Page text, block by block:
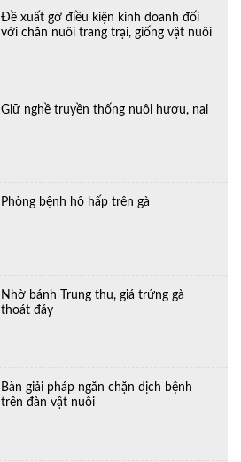
Đề xuất gỡ điều kiện kinh doanh đối
với chăn nuôi trang trại, giống vật nuôi
Giữ nghề truyền thống nuôi hươu, nai
Phòng bệnh hô hấp trên gà
Nhờ bánh Trung thu, giá trứng gà
thoát đáy
Bàn giải pháp ngăn chặn dịch bệnh
trên đàn vật nuôi